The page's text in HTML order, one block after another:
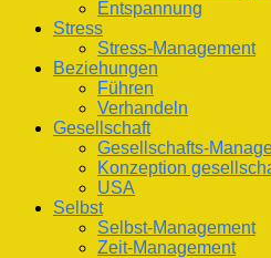
Entspannung
Stress
Stress-Management
Beziehungen
Führen
Verhandeln
Gesellschaft
Gesellschafts-
Konzeption
USA
Selbst
Selbst-Management
Zeit-Management